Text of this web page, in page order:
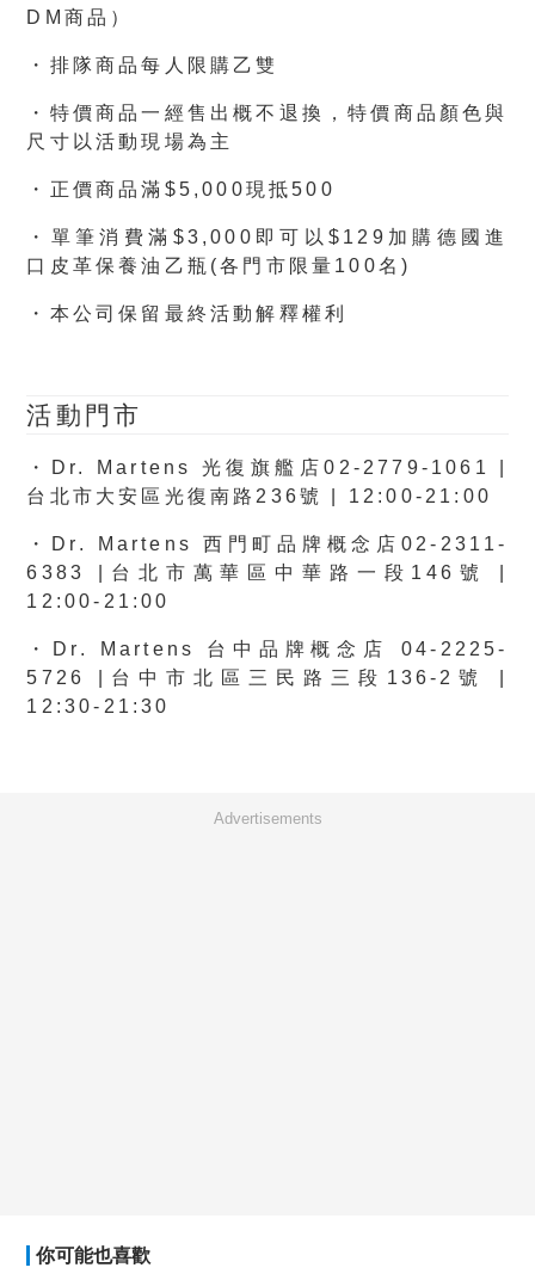
DM商品）
・排隊商品每人限購乙雙
・特價商品一經售出概不退換，特價商品顏色與
尺寸以活動現場為主
・正價商品滿$5,000現抵500
・單筆消費滿$3,000即可以$129加購德國進
口皮革保養油乙瓶(各門市限量100名)
・本公司保留最終活動解釋權利
活動門市
・Dr. Martens 光復旗艦店02-2779-1061 |
台北市大安區光復南路236號 | 12:00-21:00
・Dr. Martens 西門町品牌概念店02-2311-
6383 |台北市萬華區中華路一段146號 |
12:00-21:00
・Dr. Martens 台中品牌概念店 04-2225-
5726 |台中市北區三民路三段136-2號 |
12:30-21:30
Advertisements